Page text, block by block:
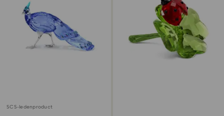
SCS-ledenproduct